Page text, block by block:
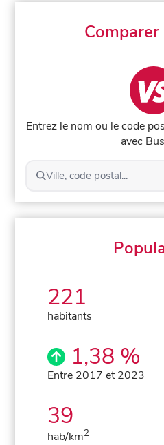
Entrez le nom ou le code
avec
Ville, code postal...
221
habitants
1,38 %
Entre 2017 et 2023
39
hab/km2